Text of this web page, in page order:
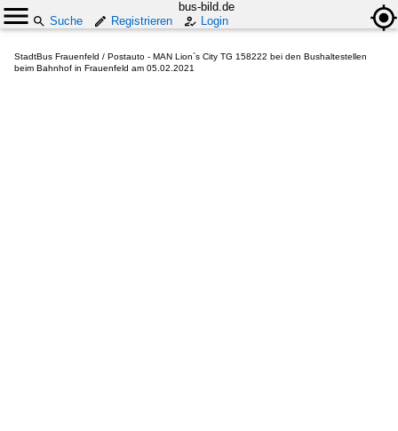
bus-bild.de
Suche
Registrieren Login
StadtBus Frauenfeld / Postauto - MAN Lion`s City TG 158222 bei den Bushaltestellen
beim Bahnhof in Frauenfeld am 05.02.2021